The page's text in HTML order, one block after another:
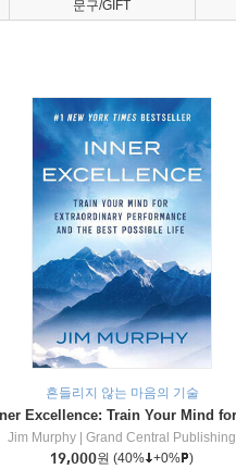
흔들리지 않는 마음의 기술
Jim Murphy
Grand Central Publishing
19,000원 (40% +0% )
문구/GIFT